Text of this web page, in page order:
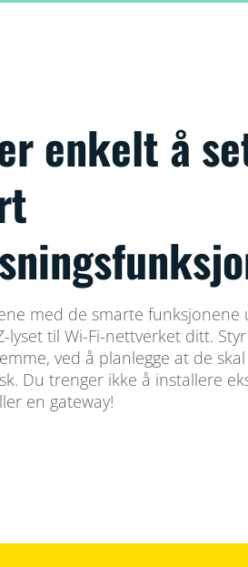
enkelt å
med de smarte funksjonene
lyset til Wi-Fi-nettverket ditt.
ved å planlegge at de
Du trenger ikke å installere
en gateway!